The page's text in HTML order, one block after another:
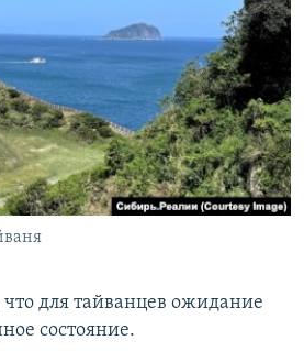
для тайванцев ожидание
состояние.